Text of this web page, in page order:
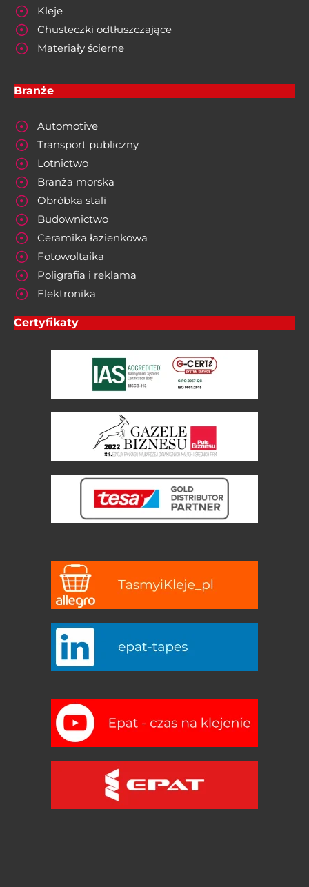
Kleje
Chusteczki odtłuszczające
Materiały ścierne
Branże
Automotive
Transport publiczny
Lotnictwo
Branża morska
Obróbka stali
Budownictwo
Ceramika łazienkowa
Fotowoltaika
Poligrafia i reklama
Elektronika
Certyfikaty